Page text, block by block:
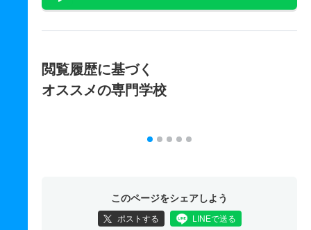
閲覧履歴に基づく
オススメの専門学校
このページをシェアしよう
ポストする LINEで送る